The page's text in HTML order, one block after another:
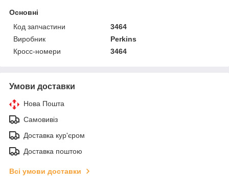
Основні
Код запчастини
3464
Виробник
Perkins
Кросс-номери
3464
Умови доставки
Нова Пошта
Самовивіз
Доставка кур'єром
Доставка поштою
Всі умови доставки